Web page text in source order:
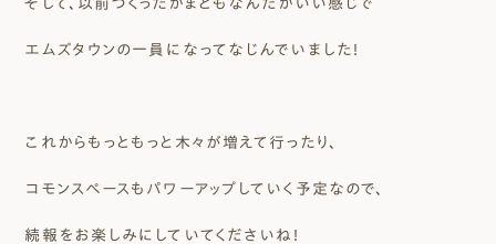
そして、以前つくったかまどもなんだかいい感じで
エムズタウンの一員になってなじんでいました！
これからもっともっと木々が増えて行ったり、
コモンスペースもパワーアップしていく予定なので、
続報をお楽しみにしていてくださいね！